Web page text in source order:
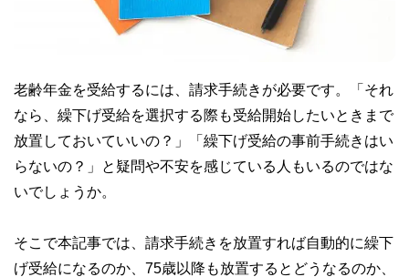
老齢年金を受給するには、請求手続きが必要です。「それ
なら、繰下げ受給を選択する際も受給開始したいときまで
放置しておいていいの？」「繰下げ受給の事前手続きはい
らないの？」と疑問や不安を感じている人もいるのではな
いでしょうか。
そこで本記事では、請求手続きを放置すれば自動的に繰下
げ受給になるのか、75歳以降も放置するとどうなるのか、